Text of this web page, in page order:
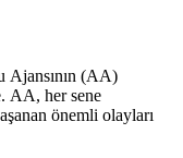
Ajansının (AA)
AA, her sene
önemli olayları